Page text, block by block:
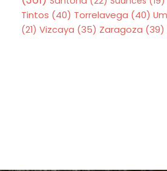
Tintos (40) Torrelavega (40)
(21) Vizcaya (35) Zaragoza (39)